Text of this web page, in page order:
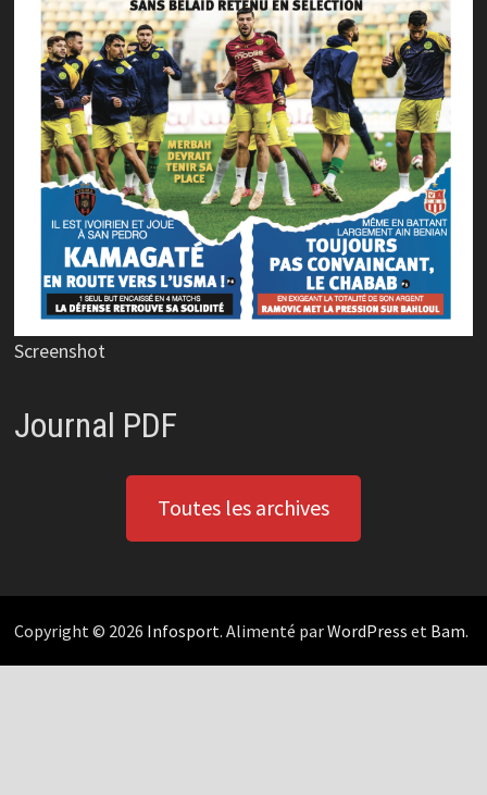
Screenshot
Journal PDF
Toutes les archives
Copyright © 2026 Infosport. Alimenté parWordPress et Bam.